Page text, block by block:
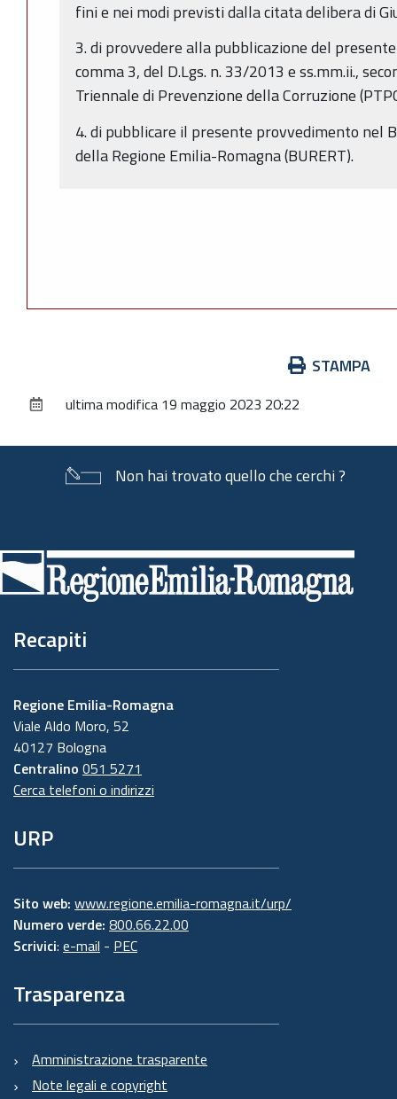
fini e nei modi previsti dalla citata delibera di
3. di provvedere alla pubblicazione del
comma 3, del D.Lgs. n. 33/2013 e ss.mm.ii.,
Triennale di Prevenzione della Corruzione
4. di pubblicare il presente provvedimento nel
della Regione Emilia-Romagna (BURERT).
documento
STAMPA
ultima modifica 19 maggio 2023 20:22
Non hai trovato quello che cerchi ?
di
pagina
Recapiti
Regione Emilia-Romagna
Viale Aldo Moro, 52
40127 Bologna
Centralino 051 5271
Cerca telefoni o indirizzi
URP
Sito web: www.regione.emilia-romagna.it/urp/
Numero verde: 800.66.22.00
Scrivici: e-mail - PEC
Trasparenza
Amministrazione trasparente
Note legali e copyright